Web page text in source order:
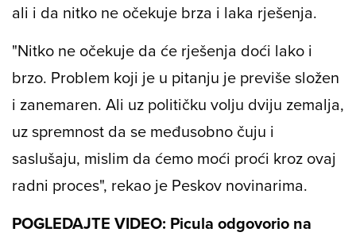
ali i da nitko ne očekuje brza i laka rješenja.
"Nitko ne očekuje da će rješenja doći lako i
brzo. Problem koji je u pitanju je previše složen
i zanemaren. Ali uz političku volju dviju zemalja,
uz spremnost da se međusobno čuju i
saslušaju, mislim da ćemo moći proći kroz ovaj
radni proces", rekao je Peskov novinarima.
POGLEDAJTE VIDEO: Picula odgovorio na